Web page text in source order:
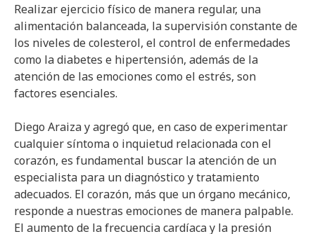
Realizar ejercicio físico de manera regular, una
alimentación balanceada, la supervisión constante de
los niveles de colesterol, el control de enfermedades
como la diabetes e hipertensión, además de la
atención de las emociones como el estrés, son
factores esenciales.
Diego Araiza y agregó que, en caso de experimentar
cualquier síntoma o inquietud relacionada con el
corazón, es fundamental buscar la atención de un
especialista para un diagnóstico y tratamiento
adecuados. El corazón, más que un órgano mecánico,
responde a nuestras emociones de manera palpable.
El aumento de la frecuencia cardíaca y la presión